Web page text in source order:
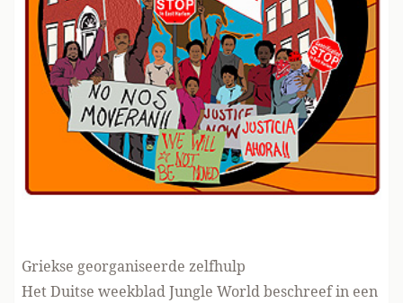
Griekse georganiseerde zelfhulp
Het Duitse weekblad Jungle World beschreef in een